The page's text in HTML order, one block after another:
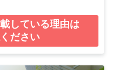
している理由は
ださい